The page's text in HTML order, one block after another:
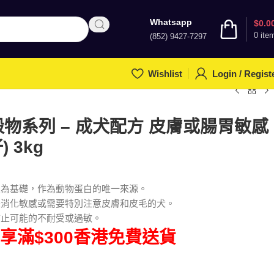
Whatsapp
(852) 9427-7297 0
$
Wishlist Login /
系列 – 成犬配方 皮膚或腸胃敏感
) 3kg
基礎，作為動物蛋白的唯一來源。
化敏感或需要特別注意皮膚和皮毛的犬。
可能的不耐受或過敏。
滿$300香港免費送貨